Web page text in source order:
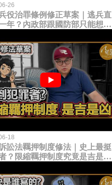
26
役治罪條例修正草案｜逃兵直
年？內政部跟國防部只能想到
18
訟法羈押制度修法｜史上最挺
？限縮羈押制度究竟是吉是